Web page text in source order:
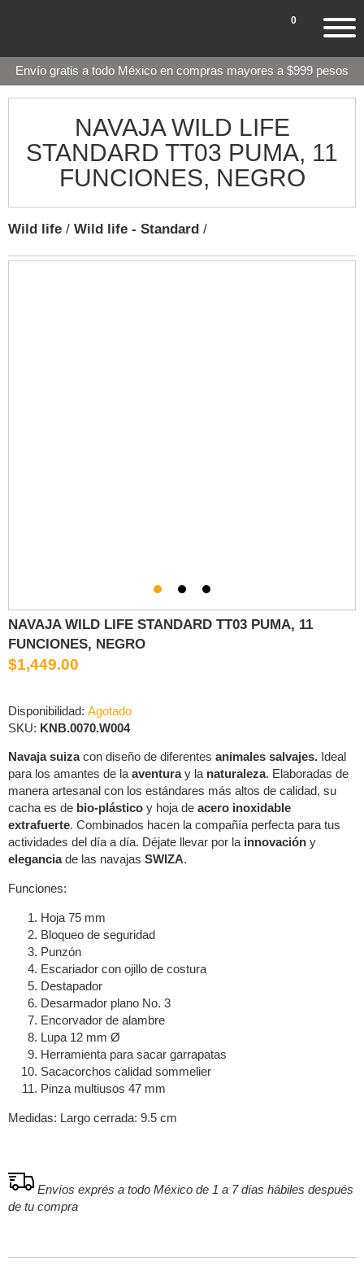
0
Envío gratis a todo México en compras mayores a $999 pesos
NAVAJA WILD LIFE
STANDARD TT03 PUMA, 11
FUNCIONES, NEGRO
Wild life / Wild life - Standard /
NAVAJA WILD LIFE STANDARD TT03 PUMA, 11
FUNCIONES, NEGRO
$1,449.00
Disponibilidad: Agotado
SKU: KNB.0070.W004
Navaja suizacon diseño de diferentes animales salvajes. Ideal
para los amantes de laaventuray la naturaleza. Elaboradas de
manera artesanal con los estándares más altos de calidad, su
cacha es de bio-plástico y hoja de acero inoxidable
extrafuerte. Combinados hacen la compañía perfecta para tus
actividades del día a día. Déjate llevar por la innovación y
eleganciade las navajas SWIZA.
Funciones:
Hoja 75 mm
Bloqueo de seguridad
Punzón
Escariador con ojillo de costura
Destapador
Desarmador plano No. 3
Encorvador de alambre
Lupa 12 mm Ø
Herramienta para sacar garrapatas
Sacacorchos calidad sommelier
Pinza multiusos 47 mm
Medidas: Largo cerrada: 9.5 cm
Envíos exprés a todo México de 1 a 7 días hábiles después
de tu compra